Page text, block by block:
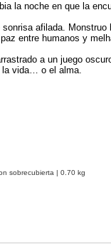
la noche en que la
sonrisa afilada.
entre humanos y
a un juego
la vida… o el alma.
sobrecubierta | 0.70 kg